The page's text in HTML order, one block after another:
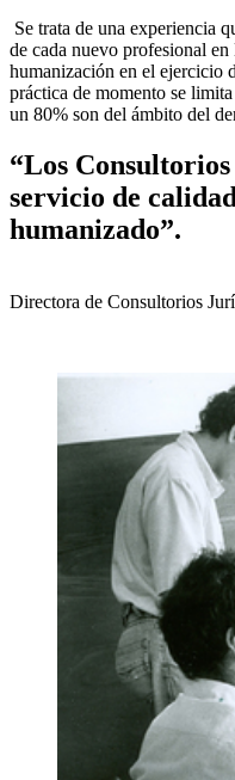
Se trata de una experiencia
de cada nuevo profesional
humanización en el ejercicio
práctica de momento se
un 80% son del ámbito del
“Los
servicio de
humanizado”.
Directora de Consultorios